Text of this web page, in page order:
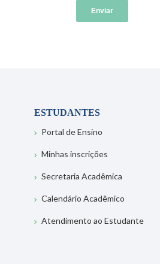
ESTUDANTES
Portal de Ensino
Minhas inscrições
Secretaria Acadêmica
Calendário Acadêmico
Atendimento ao Estudante